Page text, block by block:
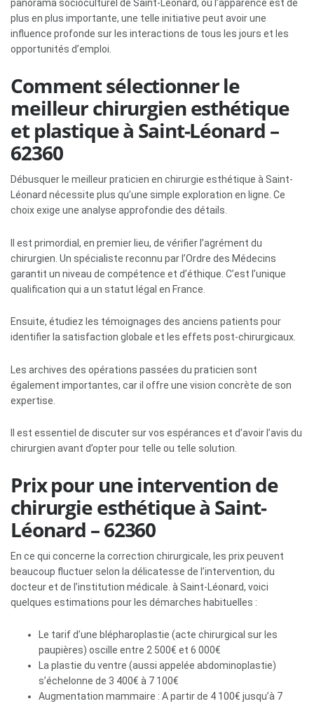
panorama socioculturel de Saint-Léonard, où l’apparence est de
plus en plus importante, une telle initiative peut avoir une
influence profonde sur les interactions de tous les jours et les
opportunités d’emploi.
Comment sélectionner le
meilleur chirurgien esthétique
et plastique à Saint-Léonard –
62360
Débusquer le meilleur praticien en chirurgie esthétique à Saint-
Léonard nécessite plus qu’une simple exploration en ligne. Ce
choix exige une analyse approfondie des détails.
Il est primordial, en premier lieu, de vérifier l’agrément du
chirurgien. Un spécialiste reconnu par l’Ordre des Médecins
garantit un niveau de compétence et d’éthique. C’est l’unique
qualification qui a un statut légal en France.
Ensuite, étudiez les témoignages des anciens patients pour
identifier la satisfaction globale et les effets post-chirurgicaux.
Les archives des opérations passées du praticien sont
également importantes, car il offre une vision concrète de son
expertise.
Il est essentiel de discuter sur vos espérances et d’avoir l’avis du
chirurgien avant d’opter pour telle ou telle solution.
Prix pour une intervention de
chirurgie esthétique à Saint-
Léonard – 62360
En ce qui concerne la correction chirurgicale, les prix peuvent
beaucoup fluctuer selon la délicatesse de l’intervention, du
docteur et de l’institution médicale. à Saint-Léonard, voici
quelques estimations pour les démarches habituelles :
Le tarif d’une blépharoplastie (acte chirurgical sur les
paupières) oscille entre 2 500€ et 6 000€
La plastie du ventre (aussi appelée abdominoplastie)
s’échelonne de 3 400€ à 7 100€
Augmentation mammaire : A partir de 4 100€ jusqu’à 7